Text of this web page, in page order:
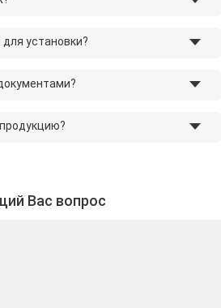
установки?
Вас вопрос